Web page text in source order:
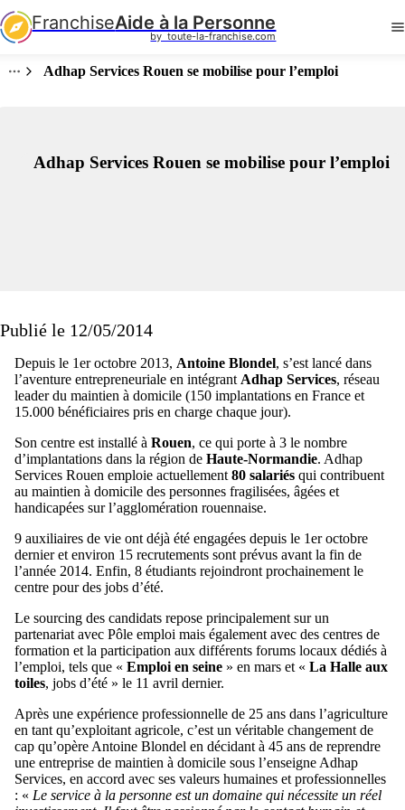
FranchiseAide à la Personne
by  toute-la-franchise.com
Adhap Services Rouen se mobilise pour l’emploi
Adhap Services Rouen se mobilise pour l’emploi
Publié le 12/05/2014
Depuis le 1er octobre 2013, Antoine Blondel, s’est lancé dans
l’aventure entrepreneuriale en intégrant Adhap Services, réseau
leader du maintien à domicile (150 implantations en France et
15.000 bénéficiaires pris en charge chaque jour).
Son centre est installé à Rouen, ce qui porte à 3 le nombre
d’implantations dans la région de Haute-Normandie. Adhap
Services Rouen emploie actuellement 80 salariés qui contribuent
au maintien à domicile des personnes fragilisées, âgées et
handicapées sur l’agglomération rouennaise.
9 auxiliaires de vie ont déjà été engagées depuis le 1er octobre
dernier et environ 15 recrutements sont prévus avant la fin de
l’année 2014. Enfin, 8 étudiants rejoindront prochainement le
centre pour des jobs d’été.
Le sourcing des candidats repose principalement sur un
partenariat avec Pôle emploi mais également avec des centres de
formation et la participation aux différents forums locaux dédiés à
l’emploi, tels que « Emploi en seine » en mars et « La Halle aux
toiles, jobs d’été » le 11 avril dernier.
Après une expérience professionnelle de 25 ans dans l’agriculture
en tant qu’exploitant agricole, c’est un véritable changement de
cap qu’opère Antoine Blondel en décidant à 45 ans de reprendre
une entreprise de maintien à domicile sous l’enseigne Adhap
Services, en accord avec ses valeurs humaines et professionnelles
: « Le service à la personne est un domaine qui nécessite un réel